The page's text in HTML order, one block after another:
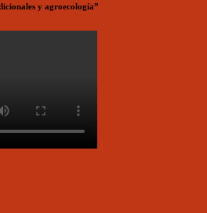
y agroecología”